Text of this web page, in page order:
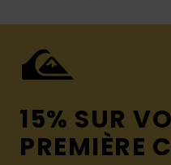
15% SUR
PREMIÈRE